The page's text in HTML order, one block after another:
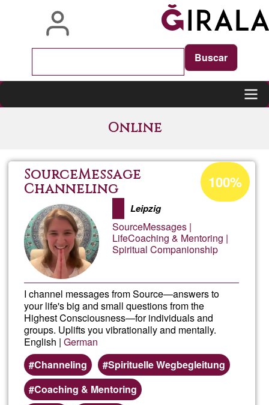
Online
SourceMessage
Channeling
Leipzig
SourceMessages |
LifeCoaching & Mentoring |
Spiritual Companionship
I channel messages from Source—answers to
your life's big and small questions from the
Highest Consciousness—for individuals and
groups. Uplifts you vibrationally and mentally.
English |German
Channeling
Spirituelle Wegbegleitung
Coaching & Mentoring
Acceptance
percentage
100%